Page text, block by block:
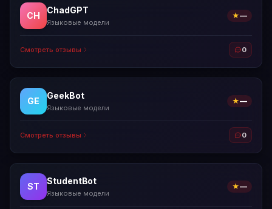
CH
ChadGPT
Языковые модели
★—
Смотреть отзывы 0
GE
GeekBot
Языковые модели
★—
Смотреть отзывы 0
ST
StudentBot
Языковые модели
★—